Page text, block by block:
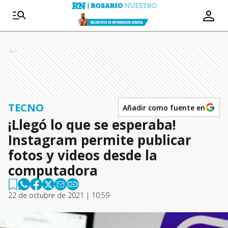
Ads
TECNO Añadir como fuente en
¡Llegó lo que se esperaba!
Instagram permite publicar
fotos y videos desde la
computadora
22 de octubre de 2021 | 10:59